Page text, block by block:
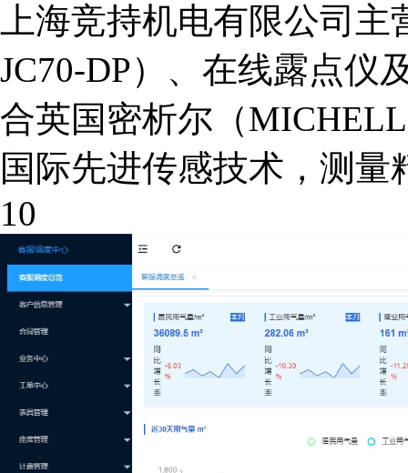
上海竞持机电有限公司
JC70-DP）、在线露点仪
合英国密析尔（
国际先进传感技术，测
10